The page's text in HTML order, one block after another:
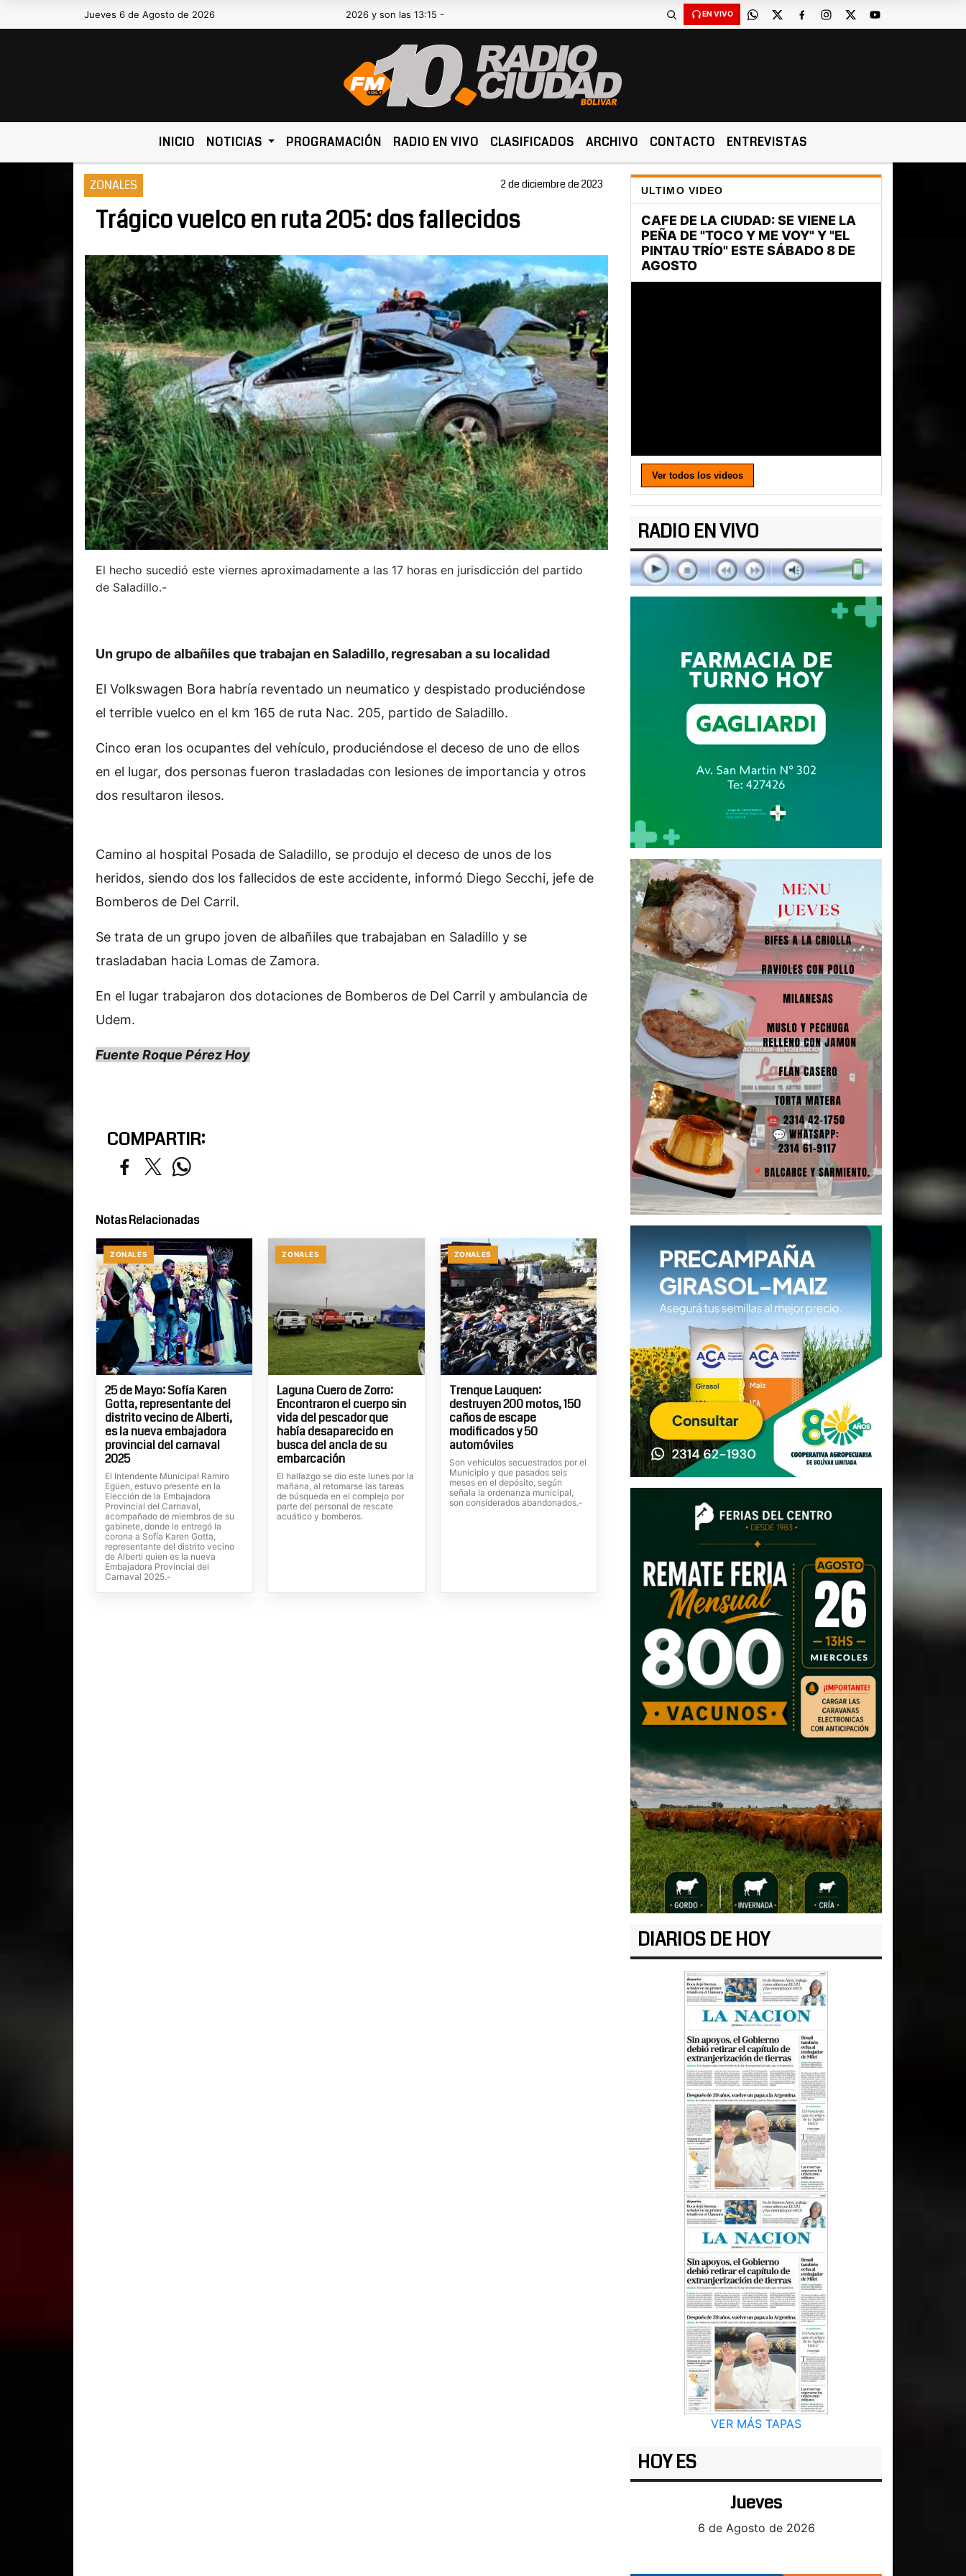
Jueves 6 de Agosto de 2026Hoy es Jueves 6 de Agosto de 2026 y son las 13:15 - EN VIVO
INICIO NOTICIAS PROGRAMACIÓN RADIO EN VIVO CLASIFICADOS ARCHIVO CONTACTO ENTREVISTAS
ZONALES 2 de diciembre de 2023
Trágico vuelco en ruta 205: dos fallecidos
El hecho sucedió este viernes aproximadamente a las 17 horas en jurisdicción del partido
de Saladillo.-
Un grupo de albañiles que trabajan en Saladillo, regresaban a su localidad
El Volkswagen Bora habría reventado un neumatico y despistado produciéndose
el terrible vuelco en el km 165 de ruta Nac. 205, partido de Saladillo.
Cinco eran los ocupantes del vehículo, produciéndose el deceso de uno de ellos
en el lugar, dos personas fueron trasladadas con lesiones de importancia y otros
dos resultaron ilesos.
Camino al hospital Posada de Saladillo, se produjo el deceso de unos de los
heridos, siendo dos los fallecidos de este accidente, informó Diego Secchi, jefe de
Bomberos de Del Carril.
Se trata de un grupo joven de albañiles que trabajaban en Saladillo y se
trasladaban hacia Lomas de Zamora.
En el lugar trabajaron dos dotaciones de Bomberos de Del Carril y ambulancia de
Udem.
Fuente Roque Pérez Hoy
COMPARTIR:
Notas Relacionadas
ZONALES
25 de Mayo: Sofía Karen
Gotta, representante del
distrito vecino de Alberti,
es la nueva embajadora
provincial del carnaval
2025
El Intendente Municipal Ramiro
Egüen, estuvo presente en la
Elección de la Embajadora
Provincial del Carnaval,
acompañado de miembros de su
gabinete, donde le entregó la
corona a Sofía Karen Gotta,
representante del distrito vecino
de Alberti quien es la nueva
Embajadora Provincial del
Carnaval 2025.-
ZONALES
Laguna Cuero de Zorro:
Encontraron el cuerpo sin
vida del pescador que
había desaparecido en
busca del ancla de su
embarcación
El hallazgo se dio este lunes por la
mañana, al retomarse las tareas
de búsqueda en el complejo por
parte del personal de rescate
acuático y bomberos.
ZONALES
Trenque Lauquen:
destruyen 200 motos, 150
caños de escape
modificados y 50
automóviles
Son vehículos secuestrados por el
Municipio y que pasados seis
meses en el depósito, según
señala la ordenanza municipal,
son considerados abandonados.-
ULTIMO VIDEO
Ver todos los videos
RADIO EN VIVO
DIARIOS DE HOY
VER MÁS TAPAS
HOY ES
Jueves
6 de Agosto de 2026